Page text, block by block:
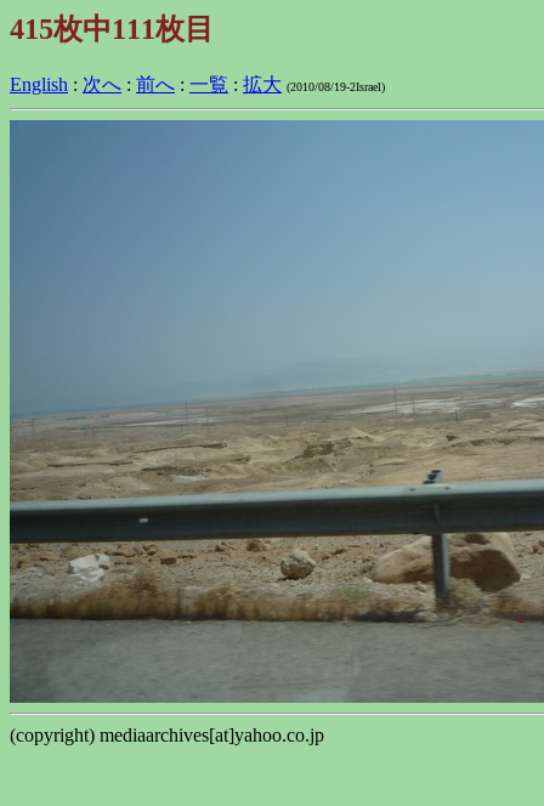
415枚中111枚目
English : 次へ : 前へ : 一覧 : 拡大 (2010/08/19-2Israel)
(copyright) mediaarchives[at]yahoo.co.jp